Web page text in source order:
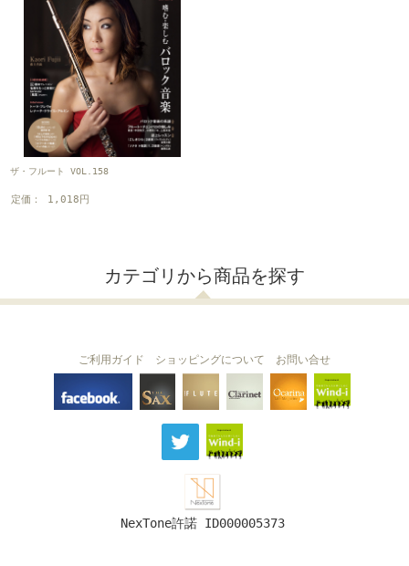
ザ・フルート VOL.158
定価： 1,018円
カテゴリから商品を探す
THE SAX The Clarinet
Ocarina
ご利用ガイド ショッピングについて お問い合せ
NexTone許諾 ID000005373